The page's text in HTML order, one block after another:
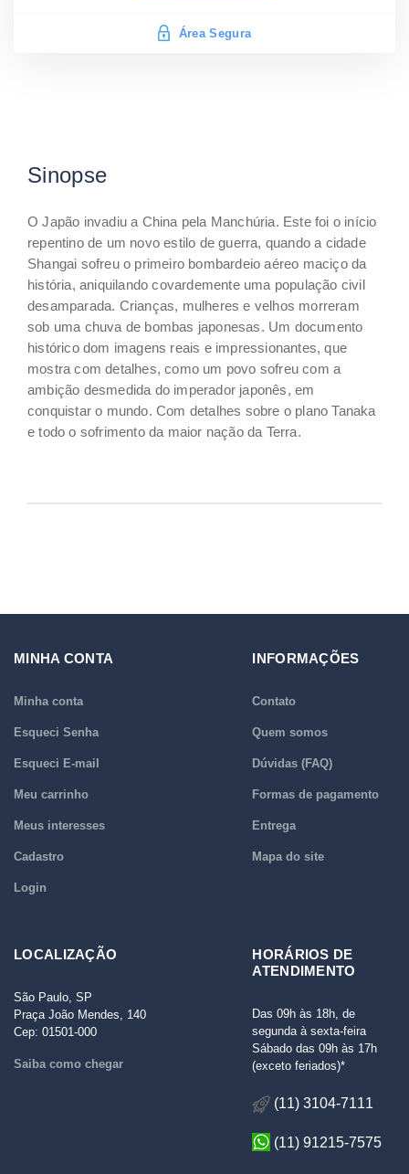
Área Segura
Sinopse
O Japão invadiu a China pela Manchúria. Este foi o início
repentino de um novo estilo de guerra, quando a cidade
Shangai sofreu o primeiro bombardeio aéreo maciço da
história, aniquilando covardemente uma população civil
desamparada. Crianças, mulheres e velhos morreram
sob uma chuva de bombas japonesas. Um documento
histórico dom imagens reais e impressionantes, que
mostra com detalhes, como um povo sofreu com a
ambição desmedida do imperador japonês, em
conquistar o mundo. Com detalhes sobre o plano Tanaka
e todo o sofrimento da maior nação da Terra.
MINHA CONTA
Minha conta
Esqueci Senha
Esqueci E-mail
Meu carrinho
Meus interesses
Cadastro
Login
INFORMAÇÕES
Contato
Quem somos
Dúvidas (FAQ)
Formas de pagamento
Entrega
Mapa do site
LOCALIZAÇÃO
São Paulo, SP
Praça João Mendes, 140
Cep: 01501-000
Saiba como chegar
HORÁRIOS DE
ATENDIMENTO
Das 09h às 18h, de
segunda à sexta-feira
Sábado das 09h às 17h
(exceto feriados)*
(11) 3104-7111
(11) 91215-7575